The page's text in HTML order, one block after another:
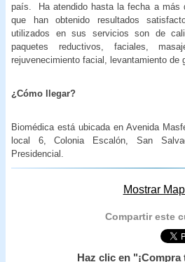
país. Ha atendido hasta la fecha a más
que han obtenido resultados
utilizados en sus servicios son de
paquetes reductivos, faciales,
rejuvenecimiento facial, levantamiento de
¿Cómo llegar?
Biomédica está ubicada en Avenida
local 6, Colonia Escalón, San
Presidencial.
Mostrar
Compartir este
Haz clic en